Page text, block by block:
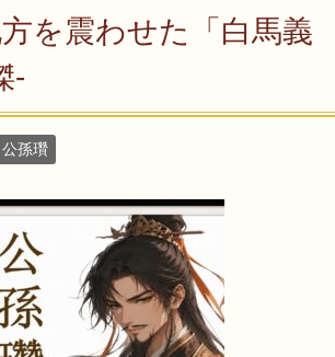
を震わせた「白馬義
-
公孫瓚